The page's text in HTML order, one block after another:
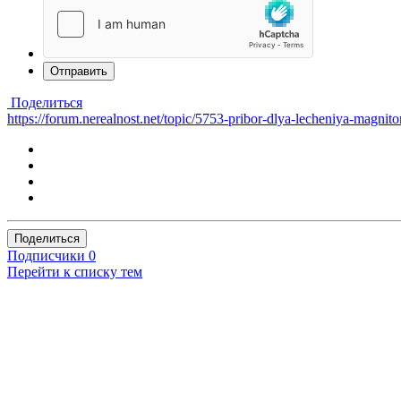
Отправить
Поделиться
https://forum.nerealnost.net/topic/5753-pribor-dlya-lecheniya-
Поделиться
Подписчики 0
Перейти к списку тем